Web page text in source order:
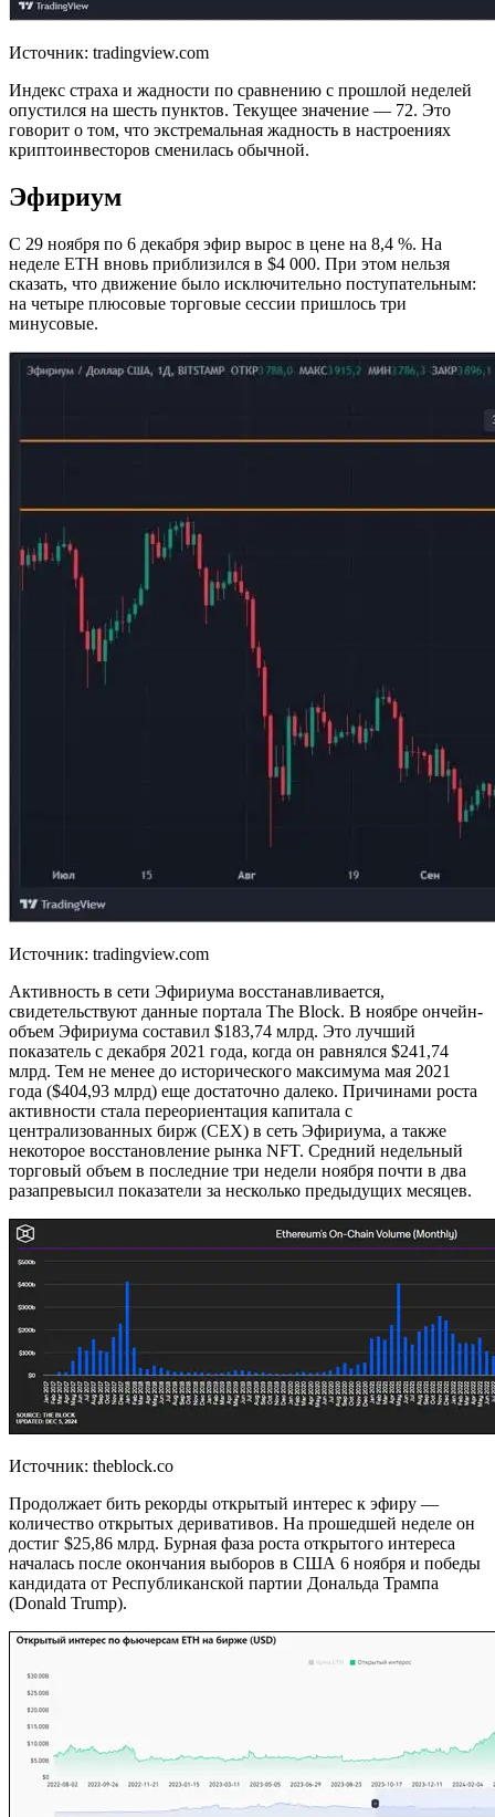
Источник: tradingview.com
Индекс страха и жадности по сравнению с прошлой неделей
опустился на шесть пунктов. Текущее значение — 72. Это
говорит о том, что экстремальная жадность в настроениях
криптоинвесторов сменилась обычной.
Эфириум
С 29 ноября по 6 декабря эфир вырос в цене на 8,4 %. На
неделе ETH вновь приблизился в $4 000. При этом нельзя
сказать, что движение было исключительно поступательным:
на четыре плюсовые торговые сессии пришлось три
минусовые.
Источник: tradingview.com
Активность в сети Эфириума восстанавливается,
свидетельствуют данные портала The Block. В ноябре ончейн-
объем Эфириума составил $183,74 млрд. Это лучший
показатель с декабря 2021 года, когда он равнялся $241,74
млрд. Тем не менее до исторического максимума мая 2021
года ($404,93 млрд) еще достаточно далеко. Причинами роста
активности стала переориентация капитала с
централизованных бирж (CEX) в сеть Эфириума, а также
некоторое восстановление рынка NFT. Средний недельный
торговый объем в последние три недели ноября почти в два
разапревысил показатели за несколько предыдущих месяцев.
Источник: theblock.co
Продолжает бить рекорды открытый интерес к эфиру —
количество открытых деривативов. На прошедшей неделе он
достиг $25,86 млрд. Бурная фаза роста открытого интереса
началась после окончания выборов в США 6 ноября и победы
кандидата от Республиканской партии Дональда Трампа
(Donald Trump).